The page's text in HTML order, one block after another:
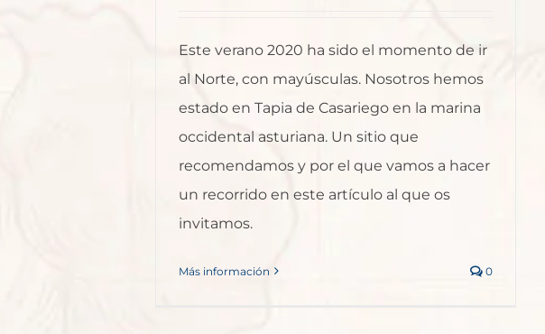
Este verano 2020 ha sido el momento de ir
al Norte, con mayúsculas. Nosotros hemos
estado en Tapia de Casariego en la marina
occidental asturiana. Un sitio que
recomendamos y por el que vamos a hacer
un recorrido en este artículo al que os
invitamos.
Más información 0